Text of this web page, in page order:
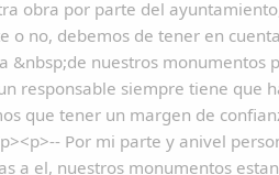
obra por parte del
o no, debemos de tener en
&nbsp;de nuestros monumentos
responsable siempre tiene que
que tener un margen de
Por mi parte y anivel
a el, nuestros monumentos